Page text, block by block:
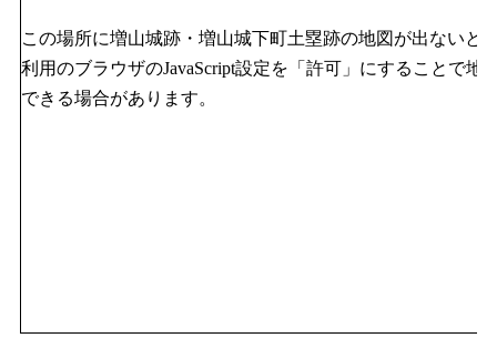
この場所に増山城跡・増山城下町土塁跡の地図が出ないと
利用のブラウザのJavaScript設定を「許可」にすることで地
できる場合があります。